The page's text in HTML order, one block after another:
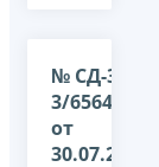
№ СД-36-
3/6564@
от
30.07.2026